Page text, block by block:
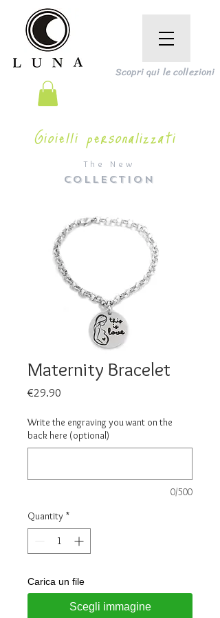
The New
COLLECTION
Scopri qui le collezioni
Gioielli personalizzati
Maternity Bracelet
€29.90
Write the engraving you want on the
back here (optional)
0/500
Quantity *
Carica un file
Scegli immagine